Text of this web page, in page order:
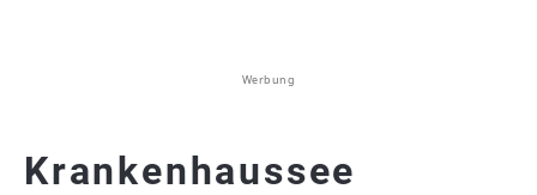
Werbung
Krankenhaussee